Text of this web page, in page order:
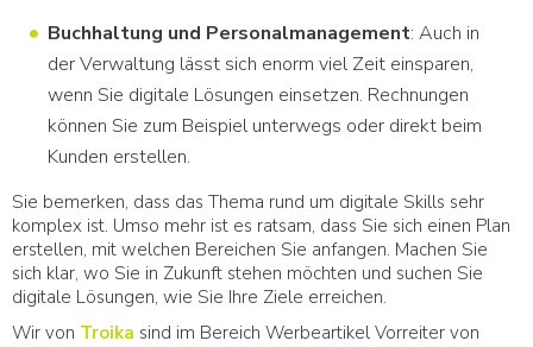
Buchhaltung und Personalmanagement: Auch in
der Verwaltung lässt sich enorm viel Zeit einsparen,
wenn Sie digitale Lösungen einsetzen. Rechnungen
können Sie zum Beispiel unterwegs oder direkt beim
Kunden erstellen.
Sie bemerken, dass das Thema rund um digitale Skills sehr
komplex ist. Umso mehr ist es ratsam, dass Sie sich einen Plan
erstellen, mit welchen Bereichen Sie anfangen. Machen Sie
sich klar, wo Sie in Zukunft stehen möchten und suchen Sie
digitale Lösungen, wie Sie Ihre Ziele erreichen.
Wir von Troika sind im Bereich Werbeartikel Vorreiter von